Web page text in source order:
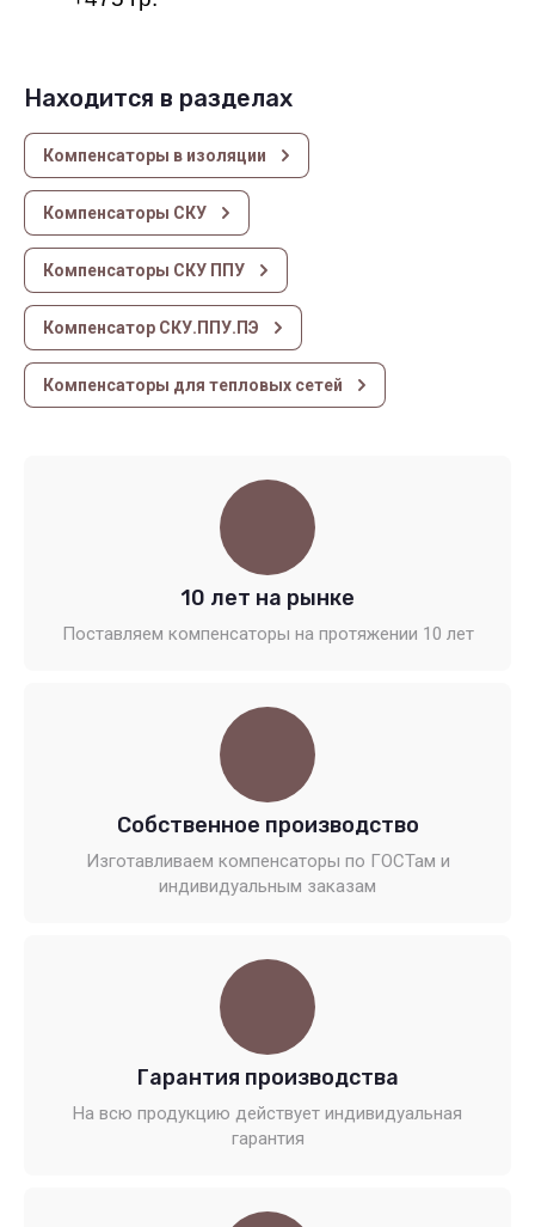
Находится в разделах
Компенсаторы в изоляции
Компенсаторы СКУ
Компенсаторы СКУ ППУ
Компенсатор СКУ.ППУ.ПЭ
Компенсаторы для тепловых сетей
10 лет на рынке
Поставляем компенсаторы на протяжении 10 лет
Собственное производство
Изготавливаем компенсаторы по ГОСТам и
индивидуальным заказам
Гарантия производства
На всю продукцию действует индивидуальная
гарантия